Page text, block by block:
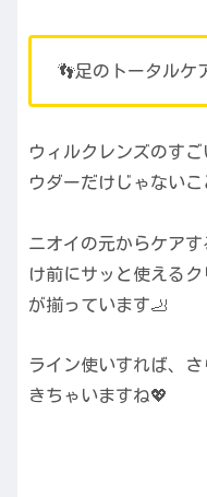
👣足のトータルケ
ウィルクレンズのす
ウダーだけじゃないこ
ニオイの元からケア
け前にサッと使える
が揃っています🦶
ライン使いすれば、
きちゃいますね💖